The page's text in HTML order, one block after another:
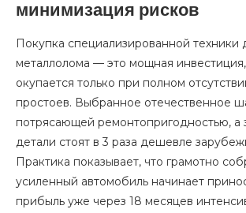
минимизация рисков
Покупка специализированной техники
металлолома — это мощная
окупается только при полном
простоев. Выбранное отечественное
потрясающей ремонтопригодностью, а
детали стоят в 3 раза дешевле
Практика показывает, что грамотно
усиленный автомобиль начинает
прибыль уже через 18 месяцев